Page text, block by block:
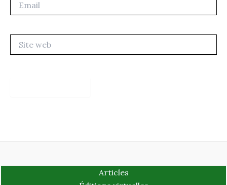
web
Articles